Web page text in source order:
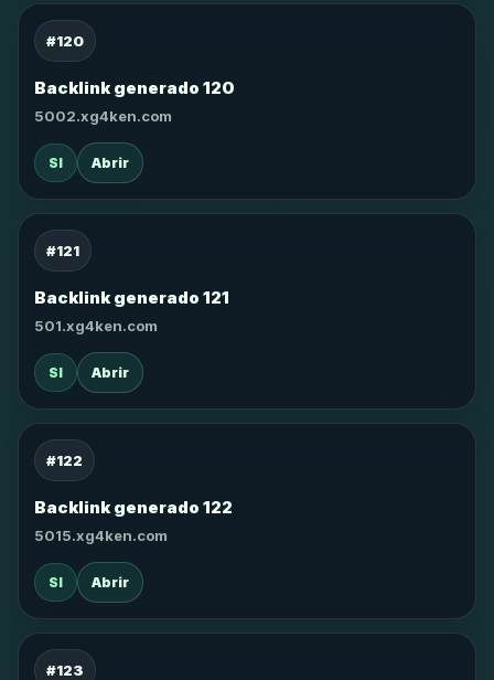
#120
Backlink generado 120
5002.xg4ken.com
SI Abrir
#121
Backlink generado 121
501.xg4ken.com
SI Abrir
#122
Backlink generado 122
5015.xg4ken.com
SI Abrir
#123